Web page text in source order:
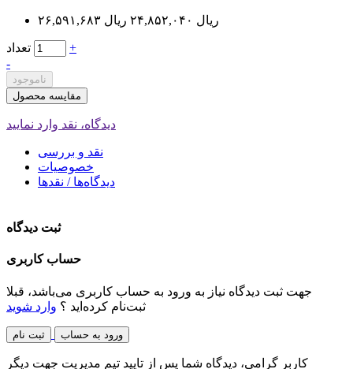
۲۶,۵۹۱,۶۸۳ ریال ۲۴,۸۵۲,۰۴۰ ریال
تعداد
+
-
ناموجود
مقایسه محصول
دیدگاه، نقد وارد نمایید
نقد و بررسی
خصوصیات
دیدگاه‌ها / نقدها
ثبت دیدگاه
حساب کاربری
جهت ثبت دیدگاه نیاز به ورود به حساب کاربری می‌باشد، قبلا
ثبت‌نام کرده‌اید ؟ وارد شوید
ثبت نام ورود به حساب
کاربر گرامی، دیدگاه شما پس از تایید تیم مدیریت جهت دیگر